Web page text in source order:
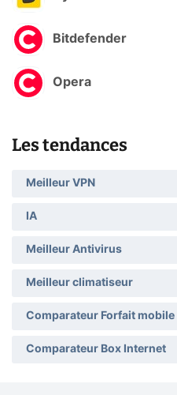
Bitdefender
Opera
Les tendances
Meilleur VPN
IA
Meilleur Antivirus
Meilleur climatiseur
Comparateur Forfait mobile
Comparateur Box Internet